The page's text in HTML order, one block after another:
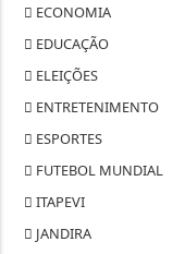
ECONOMIA
EDUCAÇÃO
ELEIÇÕES
ENTRETENIMENTO
ESPORTES
FUTEBOL MUNDIAL
ITAPEVI
JANDIRA